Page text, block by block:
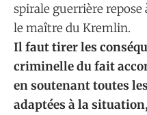
spirale guerrière
le maître du Kremlin.
Il faut tirer les
criminelle du fait
en soutenant toutes
adaptées à la